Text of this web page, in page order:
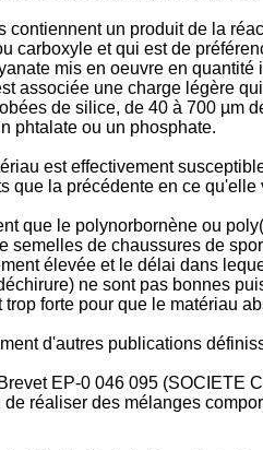
contiennent un produit de la
carboxyle et qui est de
mis en oeuvre en
associée une charge légère
de silice, de 40 à 700 µm
phtalate ou un phosphate.
est effectivement
que la précédente en ce
que le polynorbornène ou
semelles de chaussures de
élevée et le délai dans
ne sont pas bonnes
trop forte pour que le matériau
d'autres publications
EP-0 046 095 (SOCIETE
réaliser des mélanges